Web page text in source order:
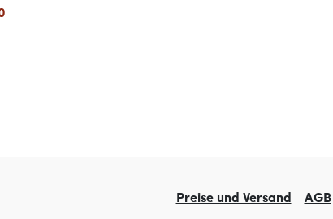
Preise und Versand AGB